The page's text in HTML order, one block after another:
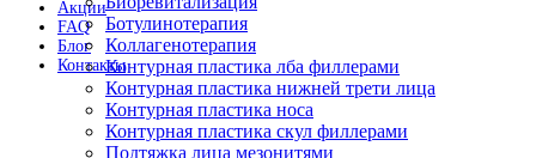
Акции
FAQ
Блог
Контакты
Ботулинотерапия
Коллагенотерапия
Контурная пластика лба филлерами
Контурная пластика нижней трети лица
Контурная пластика носа
Контурная пластика скул филлерами
Подтяжка лица мезонитями